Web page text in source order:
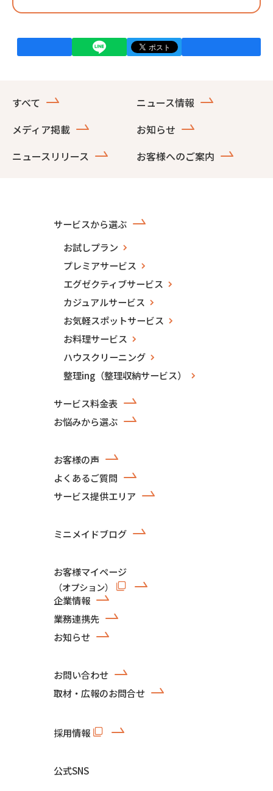
すべて
ニュース情報
メディア掲載
お知らせ
ニュースリリース
お客様へのご案内
サービスから選ぶ
お試しプラン
プレミアサービス
エグゼクティブサービス
カジュアルサービス
お気軽スポットサービス
お料理サービス
ハウスクリーニング
整理ing（整理収納サービス）
サービス料金表
お悩みから選ぶ
お客様の声
よくあるご質問
サービス提供エリア
ミニメイドブログ
お客様マイページ
（オプション）
企業情報
業務連携先
お知らせ
お問い合わせ
取材・広報のお問合せ
採用情報
公式SNS